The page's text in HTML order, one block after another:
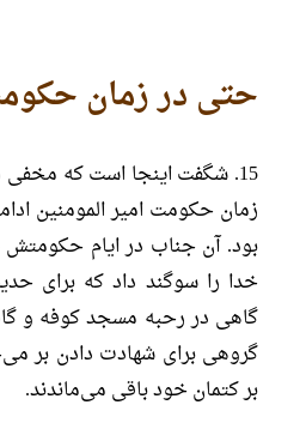
حتی در زمان
15. شگفت اینجا است که مخفی
زمان حکومت امیر المومنین
بود. آن جناب در ایام
خدا را سوگند داد که برای
گاهی در رحبه مسجد کوفه و گاه
گروهی برای شهادت دادن بر
بر کتمان خود باقی می‌ماندند.